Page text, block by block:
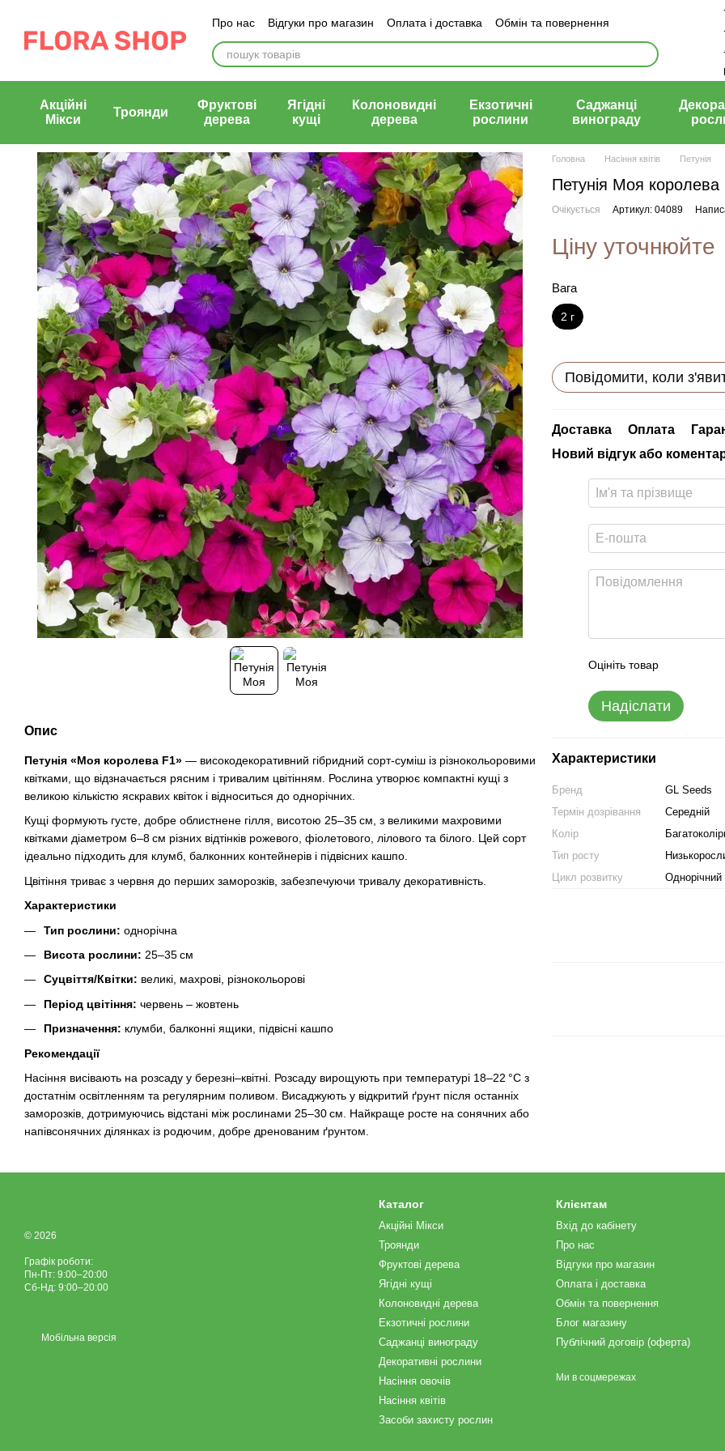
Про нас Відгуки про магазин Оплата і доставка
Обмін та повернення
Блог магазину
Публічний договір (оферта)
Акційні
Мікси
Троянди
Фруктові
дерева
Ягідні
кущі
Колоновидні
дерева
Екзотичні
рослини
Саджанці
винограду
Опис
Петунія «Моя королева F1» — високодекоративний гібридний сорт-суміш із різнокольоровими
квітками, що відзначається рясним і тривалим цвітінням. Рослина утворює компактні кущі з
великою кількістю яскравих квіток і відноситься до однорічних.
Кущі формують густе, добре облистнене гілля, висотою 25–35 см, з великими махровими
квітками діаметром 6–8 см різних відтінків рожевого, фіолетового, лілового та білого. Цей сорт
ідеально підходить для клумб, балконних контейнерів і підвісних кашпо.
Цвітіння триває з червня до перших заморозків, забезпечуючи тривалу декоративність.
Характеристики
Тип рослини: однорічна
Висота рослини: 25–35 см
Суцвіття/Квітки: великі, махрові, різнокольорові
Період цвітіння: червень – жовтень
Призначення: клумби, балконні ящики, підвісні кашпо
Рекомендації
Насіння висівають на розсаду у березні–квітні. Розсаду вирощують при температурі 18–22 °C з
достатнім освітленням та регулярним поливом. Висаджують у відкритий ґрунт після останніх
заморозків, дотримуючись відстані між рослинами 25–30 см. Найкраще росте на сонячних або
напівсонячних ділянках із родючим, добре дренованим ґрунтом.
Головна Насіння квітів Петунія
Петунія Моя королева
Очікується Артикул: 04089
Ціну уточнюйте
Вага
2 г
Повідомити, коли
Доставка Оплата
Новий відгук або
Оцініть товар
Надіслати
Характеристики
Бренд
GL Seeds
Термін дозрівання
Середній
Колір
Тип росту
Цикл розвитку
Однорічний
© 2026
Графік роботи:
Пн-Пт: 9:00–20:00
Сб-Нд: 9:00–20:00
Мобільна версія
Каталог
Акційні Мікси
Троянди
Фруктові дерева
Ягідні кущі
Колоновидні дерева
Екзотичні рослини
Саджанці винограду
Декоративні рослини
Насіння овочів
Насіння квітів
Засоби захисту рослин
Клієнтам
Вхід до кабінету
Про нас
Відгуки про магазин
Оплата і доставка
Обмін та повернення
Блог магазину
Публічний договір (оферта)
Ми в соцмережах